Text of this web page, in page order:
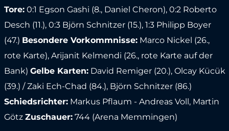
Tore:0:1 Egson Gashi (8., Daniel Cheron), 0:2 Roberto
Desch (11.), 0:3 Björn Schnitzer (15.), 1:3 Philipp Boyer
(47.) Besondere Vorkommnisse:Marco Nickel (26.,
rote Karte), Arijanit Kelmendi (26., rote Karte auf der
Bank) Gelbe Karten:David Remiger (20.), Olcay Kücük
(39.) / Zaki Ech-Chad (84.), Björn Schnitzer (86.)
Schiedsrichter:Markus Pflaum - Andreas Voll, Martin
Götz Zuschauer:744 (Arena Memmingen)